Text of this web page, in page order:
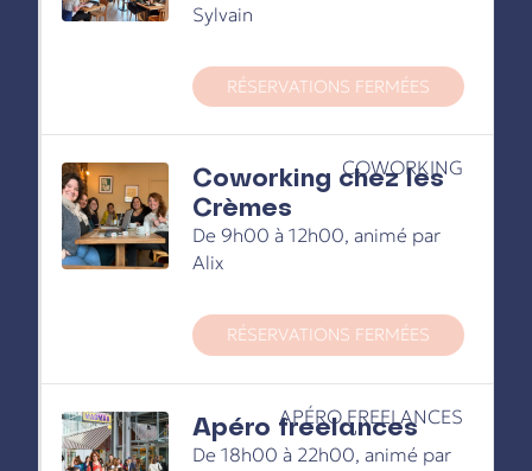
Sylvain
RÉSERVATIONS FERMÉES
COWORKING
Coworking chez les
Crèmes
De 9h00 à 12h00, animé par
Alix
RÉSERVATIONS FERMÉES
APÉRO FREELANCES
Apéro freelances
De 18h00 à 22h00, animé par